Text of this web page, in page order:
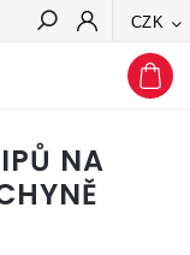
CZK
Hledat
NA